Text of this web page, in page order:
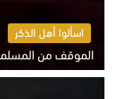
اسألوا أهل الذكر
الموقف من
الخميس 6 أغسطس 2026 10:45 ص